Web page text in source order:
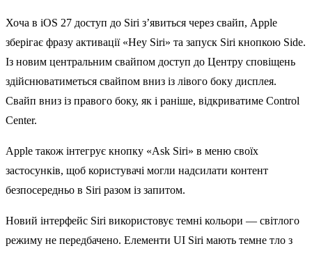
Хоча в iOS 27 доступ до Siri з’явиться через свайп, Apple
зберігає фразу активації «Hey Siri» та запуск Siri кнопкою Side.
Із новим центральним свайпом доступ до Центру сповіщень
здійснюватиметься свайпом вниз із лівого боку дисплея.
Свайп вниз із правого боку, як і раніше, відкриватиме Control
Center.
Apple також інтегрує кнопку «Ask Siri» в меню своїх
застосунків, щоб користувачі могли надсилати контент
безпосередньо в Siri разом із запитом.
Новий інтерфейс Siri використовує темні кольори — світлого
режиму не передбачено. Елементи UI Siri мають темне тло з